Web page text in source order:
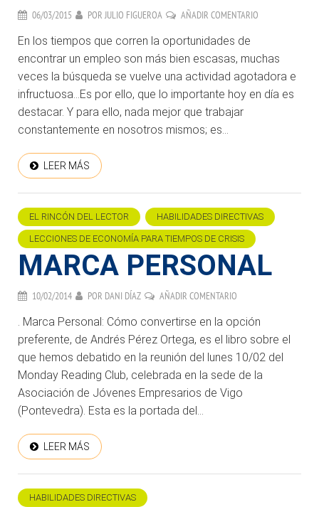
06/03/2015 PORJULIO FIGUEROA AÑADIR COMENTARIO
En los tiempos que corren la oportunidades de
encontrar un empleo son más bien escasas, muchas
veces la búsqueda se vuelve una actividad agotadora e
infructuosa…Es por ello, que lo importante hoy en día es
destacar. Y para ello, nada mejor que trabajar
constantemente en nosotros mismos; es...
LEER MÁS
EL RINCÓN DEL LECTOR HABILIDADES DIRECTIVAS
LECCIONES DE ECONOMÍA PARA TIEMPOS DE CRISIS
MARCA PERSONAL
10/02/2014 POR DANI DÍAZ AÑADIR COMENTARIO
. Marca Personal: Cómo convertirse en la opción
preferente, de Andrés Pérez Ortega, es el libro sobre el
que hemos debatido en la reunión del lunes 10/02 del
Monday Reading Club, celebrada en la sede de la
Asociación de Jóvenes Empresarios de Vigo
(Pontevedra). Esta es la portada del...
LEER MÁS
HABILIDADES DIRECTIVAS